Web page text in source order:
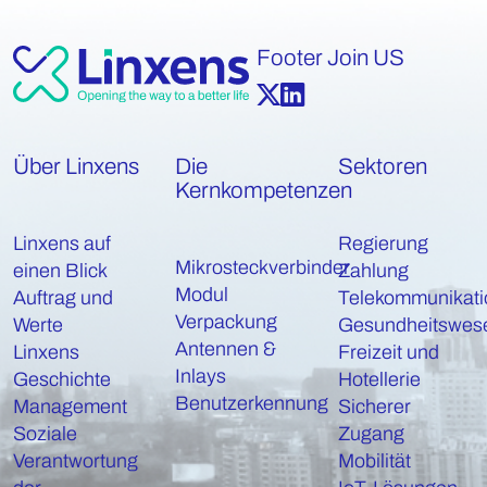
Footer Join US
Über Linxens
Linxens auf
einen Blick
Auftrag und
Werte
Linxens
Geschichte
Management
Soziale
Verantwortung
Die
Kernkompetenzen
Mikrosteckverbinder
Modul
Verpackung
Antennen &
Inlays
Benutzerkennung
Sektoren
Regierung
Zahlung
Freizeit und
Hotellerie
Sicherer
Zugang
Mobilität